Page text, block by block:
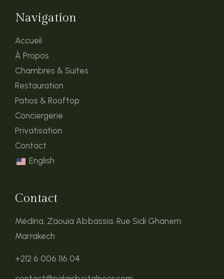
Navigation
Accueil
À Propos
Chambres & Suites
Restauration
Patios & Rooftop
Conciergerie
Privatisation
Contact
English
Contact
Médina, Zaouia Abbassia, Rue Sidi Ghanem
Marrakech
+212 6 006 116 04